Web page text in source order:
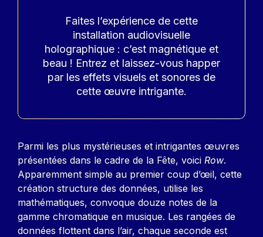
AccrocheFaites l’expérience de cette
installation audiovisuelle
holographique : c’est magnétique et
beau ! Entrez et laissez-vous happer
par les effets visuels et sonores de
cette œuvre intrigante.
Contenu
Parmi les plus mystérieuses et intrigantes œuvres
présentées dans le cadre de la Fête, voici Row.
Apparemment simple au premier coup d’œil, cette
création structure des données, utilise les
mathématiques, convoque douze notes de la
gamme chromatique en musique. Les rangées de
données flottent dans l’air, chaque seconde est